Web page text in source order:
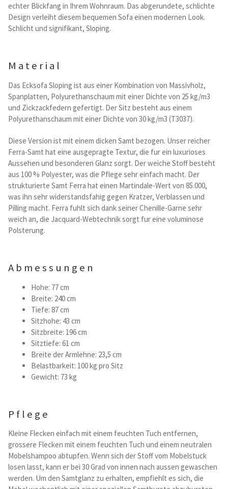
Massivholz Wohnen
Summer Sale
echter Blickfang in Ihrem Wohnraum. Das abgerundete, schlichte
Design verleiht diesem bequemen Sofa einen modernen Look.
Schlicht und signifikant, Sloping.
Material
Das Ecksofa Sloping ist aus einer Kombination von Massivholz,
Spanplatten, Polyurethanschaum mit einer Dichte von 25 kg/m3
und Zickzackfedern gefertigt. Der Sitz besteht aus einem
Polyurethanschaum mit einer Dichte von 30 kg/m3 (T3037).
Diese Version ist mit einem dicken Samt bezogen. Unser reicher
Ferra-Samt hat eine ausgepragte Textur, die fur ein luxurioses
Aussehen und besonderen Glanz sorgt. Der weiche Stoff besteht
aus 100 % Polyester, was die Pflege sehr einfach macht. Der
strukturierte Samt Ferra hat einen Martindale-Wert von 85.000,
was ihn sehr widerstandsfahig gegen Kratzer, Verblassen und
Pilling macht. Ferra fuhlt sich dank seiner Chenille-Garne sehr
weich an, die Jacquard-Webtechnik sorgt fur eine voluminose
Polsterung.
Abmessungen
Hohe: 77 cm
Breite: 240 cm
Tiefe: 87 cm
Sitzhohe: 43 cm
Sitzbreite: 196 cm
Sitztiefe: 61 cm
Breite der Armlehne: 23,5 cm
Belastbarkeit: 100 kg pro Sitz
Gewicht: 73 kg
Pflege
Kleine Flecken einfach mit einem feuchten Tuch entfernen,
grossere Flecken mit einem feuchten Tuch und einem neutralen
Mobelshampoo abtupfen. Wenn sich der Stoff vom Mobelstuck
losen lasst, kann er bei 30 Grad von innen nach aussen gewaschen
werden. Um den Samtglanz zu erhalten, empfiehlt es sich, die